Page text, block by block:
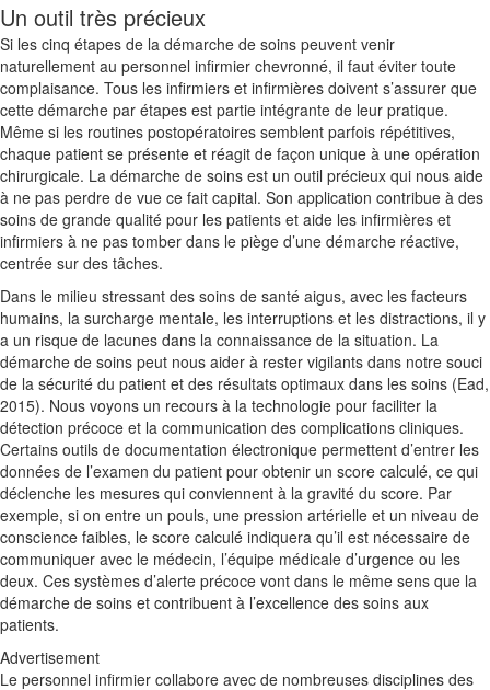
Un outil très précieux
Si les cinq étapes de la démarche de soins peuvent venir
naturellement au personnel infirmier chevronné, il faut éviter toute
complaisance. Tous les infirmiers et infirmières doivent s’assurer que
cette démarche par étapes est partie intégrante de leur pratique.
Même si les routines postopératoires semblent parfois répétitives,
chaque patient se présente et réagit de façon unique à une opération
chirurgicale. La démarche de soins est un outil précieux qui nous aide
à ne pas perdre de vue ce fait capital. Son application contribue à des
soins de grande qualité pour les patients et aide les infirmières et
infirmiers à ne pas tomber dans le piège d’une démarche réactive,
centrée sur des tâches.
Dans le milieu stressant des soins de santé aigus, avec les facteurs
humains, la surcharge mentale, les interruptions et les distractions, il y
a un risque de lacunes dans la connaissance de la situation. La
démarche de soins peut nous aider à rester vigilants dans notre souci
de la sécurité du patient et des résultats optimaux dans les soins (Ead,
2015). Nous voyons un recours à la technologie pour faciliter la
détection précoce et la communication des complications cliniques.
Certains outils de documentation électronique permettent d’entrer les
données de l’examen du patient pour obtenir un score calculé, ce qui
déclenche les mesures qui conviennent à la gravité du score. Par
exemple, si on entre un pouls, une pression artérielle et un niveau de
conscience faibles, le score calculé indiquera qu’il est nécessaire de
communiquer avec le médecin, l’équipe médicale d’urgence ou les
deux. Ces systèmes d’alerte précoce vont dans le même sens que la
démarche de soins et contribuent à l’excellence des soins aux
patients.
Advertisement
Le personnel infirmier collabore avec de nombreuses disciplines des